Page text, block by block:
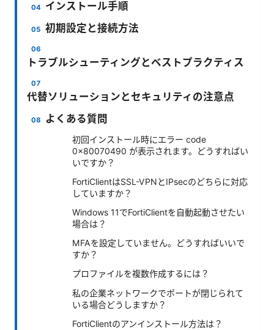
インストール手順
初期設定と接続方法
トラブルシューティングとベストプラクティス
代替ソリューションとセキュリティの注意点
よくある質問
初回インストール時にエラー code
0x80070490 が表示されます。どうすればい
いですか？
FortiClientはSSL-VPNとIPsecのどちらに対応
していますか？
Windows 11でFortiClientを自動起動させたい
場合は？
MFAを設定していません。どうすればいいで
すか？
プロファイルを複数作成するには？
私の企業ネットワークでポートが閉じられて
いる場合どうしますか？
FortiClientのアンインストール方法は？